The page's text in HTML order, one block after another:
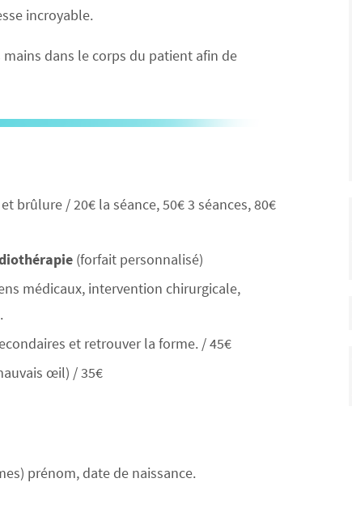
incroyable.
dans le corps du patient afin de
brûlure / 20€ la séance, 50€ 3 séances, 80€
(forfait personnalisé)
médicaux, intervention chirurgicale,
et retrouver la forme. / 45€
œil) / 35€
prénom, date de naissance.